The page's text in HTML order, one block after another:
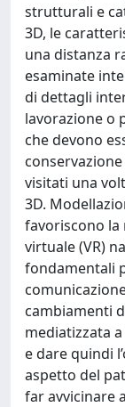
strutturali e
3D, le
una distanza
esaminate
di dettagli
lavorazione o
che devono
visitati una
3D.
favoriscono la
virtuale (VR)
fondamentali
cambiamenti
mediatizzata
e dare quindi
aspetto del
far avvicinare